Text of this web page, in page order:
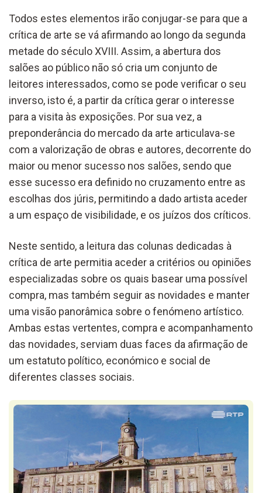
Todos estes elementos irão conjugar-se para que a
crítica de arte se vá afirmando ao longo da segunda
metade do século XVIII. Assim, a abertura dos
salões ao público não só cria um conjunto de
leitores interessados, como se pode verificar o seu
inverso, isto é, a partir da crítica gerar o interesse
para a visita às exposições. Por sua vez, a
preponderância do mercado da arte articulava-se
com a valorização de obras e autores, decorrente do
maior ou menor sucesso nos salões, sendo que
esse sucesso era definido no cruzamento entre as
escolhas dos júris, permitindo a dado artista aceder
a um espaço de visibilidade, e os juízos dos críticos.
Neste sentido, a leitura das colunas dedicadas à
crítica de arte permitia aceder a critérios ou opiniões
especializadas sobre os quais basear uma possível
compra, mas também seguir as novidades e manter
uma visão panorâmica sobre o fenómeno artístico.
Ambas estas vertentes, compra e acompanhamento
das novidades, serviam duas faces da afirmação de
um estatuto político, económico e social de
diferentes classes sociais.